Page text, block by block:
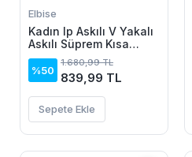
Elbise
Kadın Ip Askılı V Yakalı
Askılı Süprem Kısa
Elbise
%50
1.680,99 TL
839,99 TL
Sepete Ekle